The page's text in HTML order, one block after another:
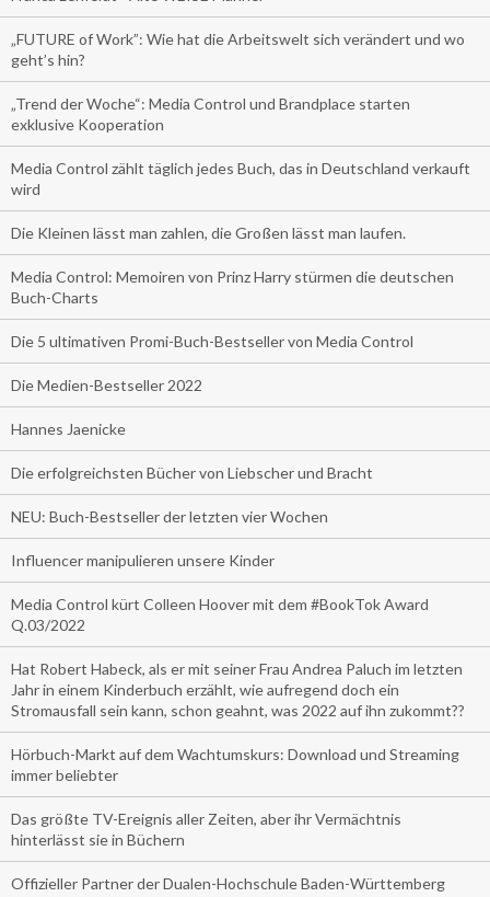
„FUTURE of Work”: Wie hat die Arbeitswelt sich verändert und wo
geht’s hin?
„Trend der Woche“: Media Control und Brandplace starten
exklusive Kooperation
Media Control zählt täglich jedes Buch, das in Deutschland verkauft
wird
Die Kleinen lässt man zahlen, die Großen lässt man laufen.
Media Control: Memoiren von Prinz Harry stürmen die deutschen
Buch-Charts
Die 5 ultimativen Promi-Buch-Bestseller von Media Control
Die Medien-Bestseller 2022
Hannes Jaenicke
Die erfolgreichsten Bücher von Liebscher und Bracht
NEU: Buch-Bestseller der letzten vier Wochen
Influencer manipulieren unsere Kinder
Media Control kürt Colleen Hoover mit dem #BookTok Award
Q.03/2022
Hat Robert Habeck, als er mit seiner Frau Andrea Paluch im letzten
Jahr in einem Kinderbuch erzählt, wie aufregend doch ein
Stromausfall sein kann, schon geahnt, was 2022 auf ihn zukommt??
Hörbuch-Markt auf dem Wachtumskurs: Download und Streaming
immer beliebter
Das größte TV-Ereignis aller Zeiten, aber ihr Vermächtnis
hinterlässt sie in Büchern
Offizieller Partner der Dualen-Hochschule Baden-Württemberg